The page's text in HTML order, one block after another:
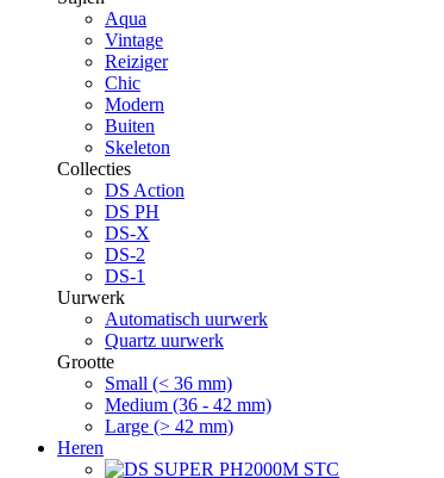
Aqua
Vintage
Reiziger
Chic
Modern
Buiten
Skeleton
Collecties
DS Action
DS PH
DS-X
DS-2
DS-1
Uurwerk
Automatisch uurwerk
Quartz uurwerk
Grootte
Small (< 36 mm)
Medium (36 - 42 mm)
Large (> 42 mm)
Heren